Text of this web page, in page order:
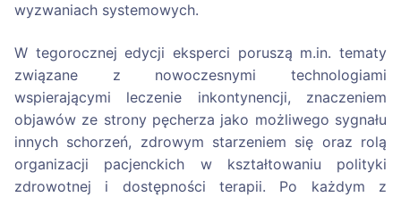
wyzwaniach systemowych.
W tegorocznej edycji eksperci poruszą m.in. tematy
związane z nowoczesnymi technologiami
wspierającymi leczenie inkontynencji, znaczeniem
objawów ze strony pęcherza jako możliwego sygnału
innych schorzeń, zdrowym starzeniem się oraz rolą
organizacji pacjenckich w kształtowaniu polityki
zdrowotnej i dostępności terapii. Po każdym z